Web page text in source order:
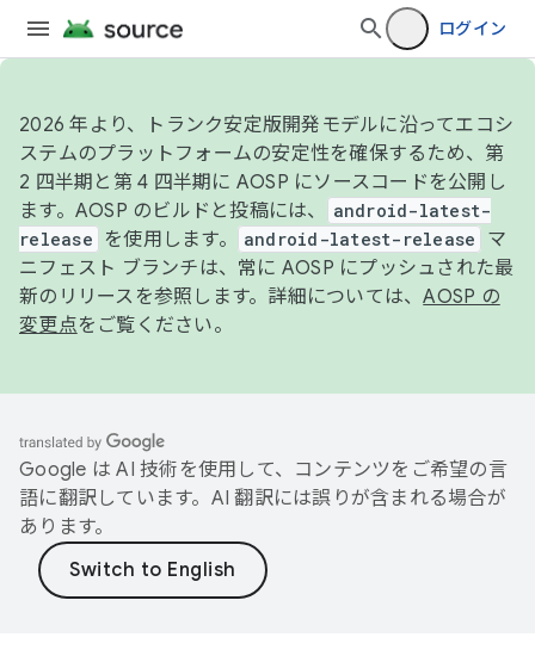
ログイン
2026 年より、トランク安定版開発モデルに沿ってエコシ
ステムのプラットフォームの安定性を確保するため、第
2 四半期と第 4 四半期に AOSP にソースコードを公開し
ます。AOSP のビルドと投稿には、
android-latest-
release
を使用します。 android-latest-release
マ
ニフェスト ブランチは、常に AOSP にプッシュされた最
新のリリースを参照します。詳細については、AOSP の
変更点をご覧ください。
Google は AI 技術を使用して、コンテンツをご希望の言
語に翻訳しています。AI 翻訳には誤りが含まれる場合が
あります。